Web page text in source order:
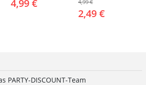
Stoppelschwamm, 2
4,99 €
klein, für Gesicht
und Körper
4,99 €
2,49 €
PARTY-DISCOUNT-Team